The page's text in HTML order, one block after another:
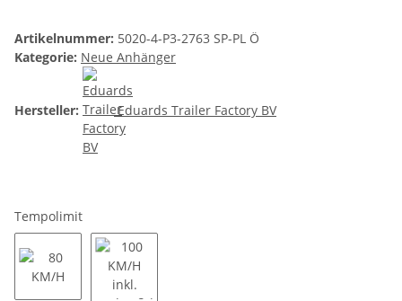
Artikelnummer: 5020-4-P3-2763 SP-PL Ö
Kategorie: Neue Anhänger
Hersteller: Eduards Trailer Factory BV
Tempolimit